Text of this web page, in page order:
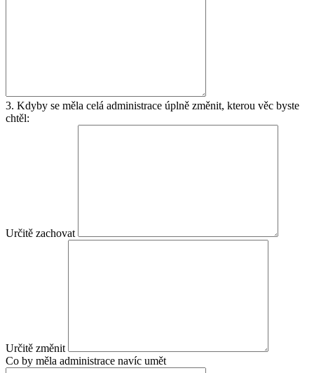
3. Kdyby se měla celá administrace úplně změnit, kterou věc byste
chtěl:
Určitě zachovat
Určitě změnit
Co by měla administrace navíc umět